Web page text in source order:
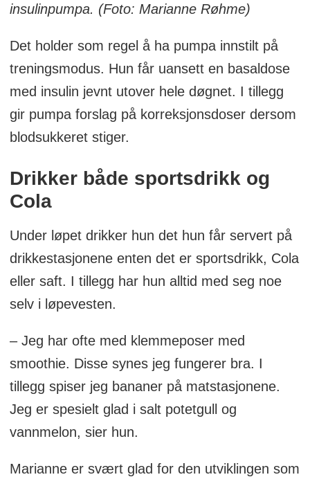
insulinpumpa. (Foto: Marianne Røhme)
Det holder som regel å ha pumpa innstilt på
treningsmodus. Hun får uansett en basaldose
med insulin jevnt utover hele døgnet. I tillegg
gir pumpa forslag på korreksjonsdoser dersom
blodsukkeret stiger.
Drikker både sportsdrikk og
Cola
Under løpet drikker hun det hun får servert på
drikkestasjonene enten det er sportsdrikk, Cola
eller saft. I tillegg har hun alltid med seg noe
selv i løpevesten.
– Jeg har ofte med klemmeposer med
smoothie. Disse synes jeg fungerer bra. I
tillegg spiser jeg bananer på matstasjonene.
Jeg er spesielt glad i salt potetgull og
vannmelon, sier hun.
Marianne er svært glad for den utviklingen som